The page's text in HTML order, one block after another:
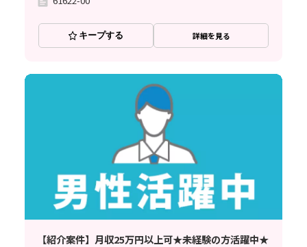
キープする 詳細を見る
【紹介案件】月収25万円以上可★未経験の方活躍中★